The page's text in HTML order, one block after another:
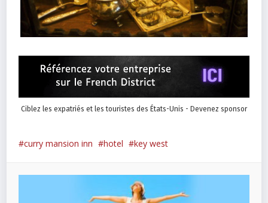
Ciblez les expatriés et les touristes des États-Unis - Devenez sponsor
curry mansion inn hotel key west